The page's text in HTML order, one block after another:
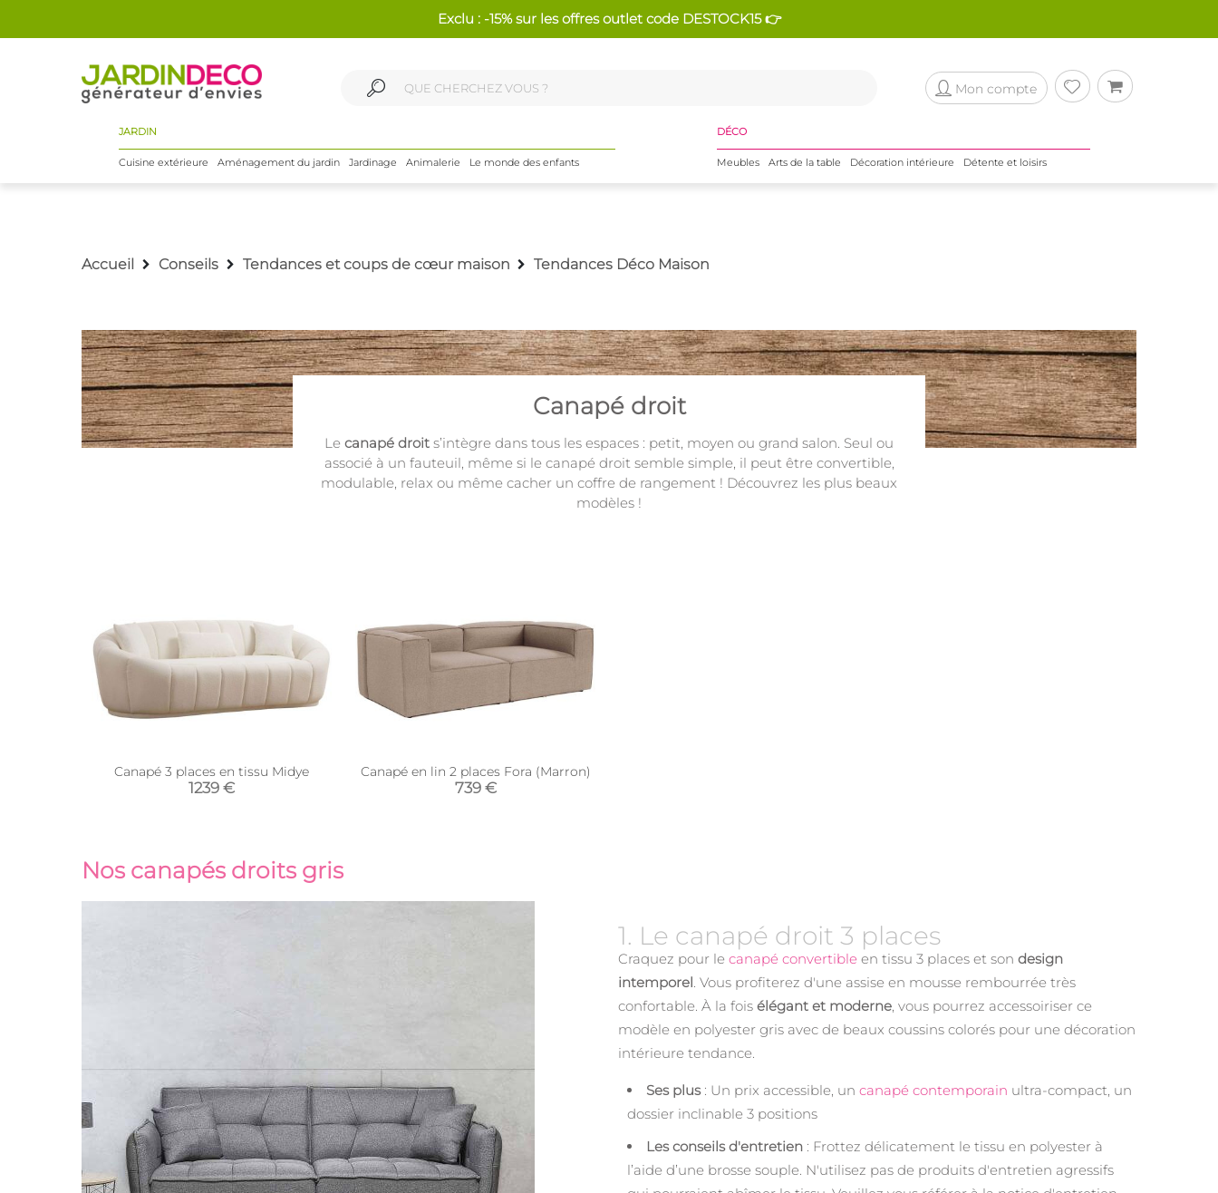
Exclu : -15% sur les offres outlet code DESTOCK15 👉
Mon compte
JARDIN
Cuisine extérieure Aménagement du jardin Jardinage Animalerie Le monde des enfants
DÉCO
Meubles Arts de la table Décoration intérieure Détente et loisirs
Accueil Conseils Tendances et coups de cœur maison Tendances Déco Maison
Canapé droit
Le canapé droit s’intègre dans tous les espaces : petit, moyen ou grand salon. Seul ou
associé à un fauteuil, même si le canapé droit semble simple, il peut être convertible,
modulable, relax ou même cacher un coffre de rangement ! Découvrez les plus beaux
modèles !
Canapé 3 places en tissu Midye
1239 €
Canapé en lin 2 places Fora (Marron)
739 €
Nos canapés droits gris
1. Le canapé droit 3 places
Craquez pour le canapé convertible en tissu 3 places et son design
intemporel. Vous profiterez d'une assise en mousse rembourrée très
confortable. À la fois élégant et moderne, vous pourrez accessoiriser ce
modèle en polyester gris avec de beaux coussins colorés pour une décoration
intérieure tendance.
Ses plus: Un prix accessible, un canapé contemporain ultra-compact, un
dossier inclinable 3 positions
Les conseils d'entretien : Frottez délicatement le tissu en polyester à
l’aide d’une brosse souple. N'utilisez pas de produits d'entretien agressifs